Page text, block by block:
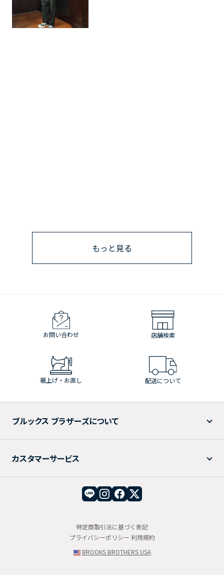
もっと見る
お問い合わせ 店舗検索
裾上げ・お直し 配送について
ブルックス ブラザーズについて
カスタマーサービス
特定商取引法に基づく表記
プライバシーポリシー 利用規約
BROOKS BROTHERS USA